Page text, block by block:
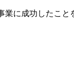
業に成功したこと